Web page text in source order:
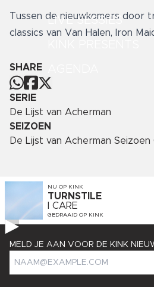
LIVE SESSIES
Tussen de nieuwkomers door
classics van Van Halen, Iron
SHARE
SERIE
De Lijst van Acherman
SEIZOEN
De Lijst van Acherman Seizoen
NU OP KINK
TURNSTILE
I CARE
GEDRAAID OP KINK
MELD JE AAN VOOR DE KINK